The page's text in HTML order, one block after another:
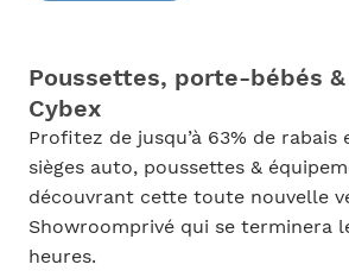
Poussettes, porte-bébés
Cybex
Profitez de jusqu’à 63% de rabais
sièges auto, poussettes &
découvrant cette toute nouvelle
Showroomprivé qui se terminera
heures.